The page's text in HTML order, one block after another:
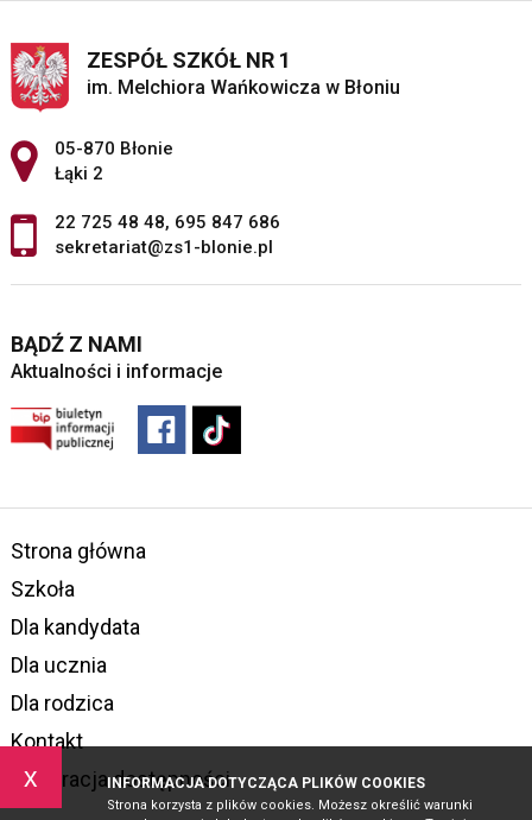
x INFORMACJA DOTYCZĄCA PLIKÓW COOKIES
Strona korzysta z plików cookies. Możesz określić warunki
ZESPÓŁ SZKÓŁ NR 1
im. Melchiora Wańkowicza w Błoniu
Adres pocztowy:
05-870 Błonie
Łąki 2
22 725 48 48, 695 847 686
sekretariat@zs1-blonie.pl
BĄDŹ Z NAMI
Aktualności i informacje
Strona główna
Szkoła
Dla kandydata
Dla ucznia
Dla rodzica
Kontakt
Deklaracja dostępności